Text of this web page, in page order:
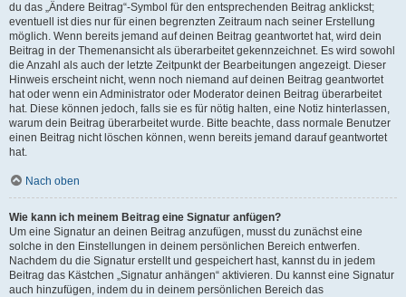
du das „Ändere Beitrag“-Symbol für den entsprechenden Beitrag anklickst;
eventuell ist dies nur für einen begrenzten Zeitraum nach seiner Erstellung
möglich. Wenn bereits jemand auf deinen Beitrag geantwortet hat, wird dein
Beitrag in der Themenansicht als überarbeitet gekennzeichnet. Es wird sowohl
die Anzahl als auch der letzte Zeitpunkt der Bearbeitungen angezeigt. Dieser
Hinweis erscheint nicht, wenn noch niemand auf deinen Beitrag geantwortet
hat oder wenn ein Administrator oder Moderator deinen Beitrag überarbeitet
hat. Diese können jedoch, falls sie es für nötig halten, eine Notiz hinterlassen,
warum dein Beitrag überarbeitet wurde. Bitte beachte, dass normale Benutzer
einen Beitrag nicht löschen können, wenn bereits jemand darauf geantwortet
hat.
Nach oben
Wie kann ich meinem Beitrag eine Signatur anfügen?
Um eine Signatur an deinen Beitrag anzufügen, musst du zunächst eine
solche in den Einstellungen in deinem persönlichen Bereich entwerfen.
Nachdem du die Signatur erstellt und gespeichert hast, kannst du in jedem
Beitrag das Kästchen „Signatur anhängen“ aktivieren. Du kannst eine Signatur
auch hinzufügen, indem du in deinem persönlichen Bereich das